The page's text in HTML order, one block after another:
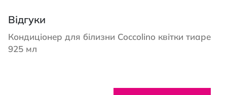
Відгуки
Кондиціонер для білизни Coccolino квітки тиаре
925 мл